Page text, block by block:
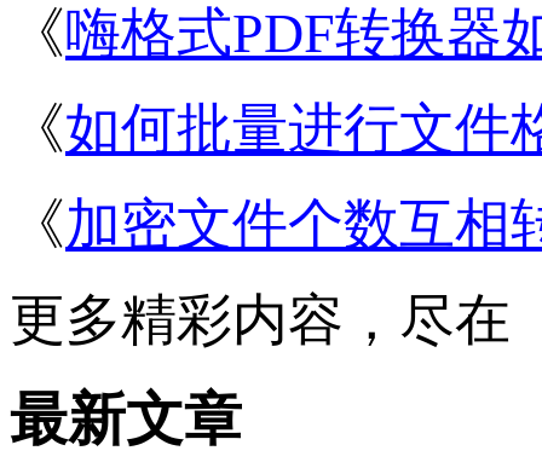
《嗨格式PDF转换器
《如何批量进行文件
《加密文件个数互相
更多精彩内容，尽在
最新文章